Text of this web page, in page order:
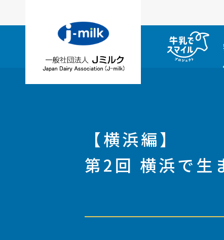
【横浜編】
第2回 横浜で生